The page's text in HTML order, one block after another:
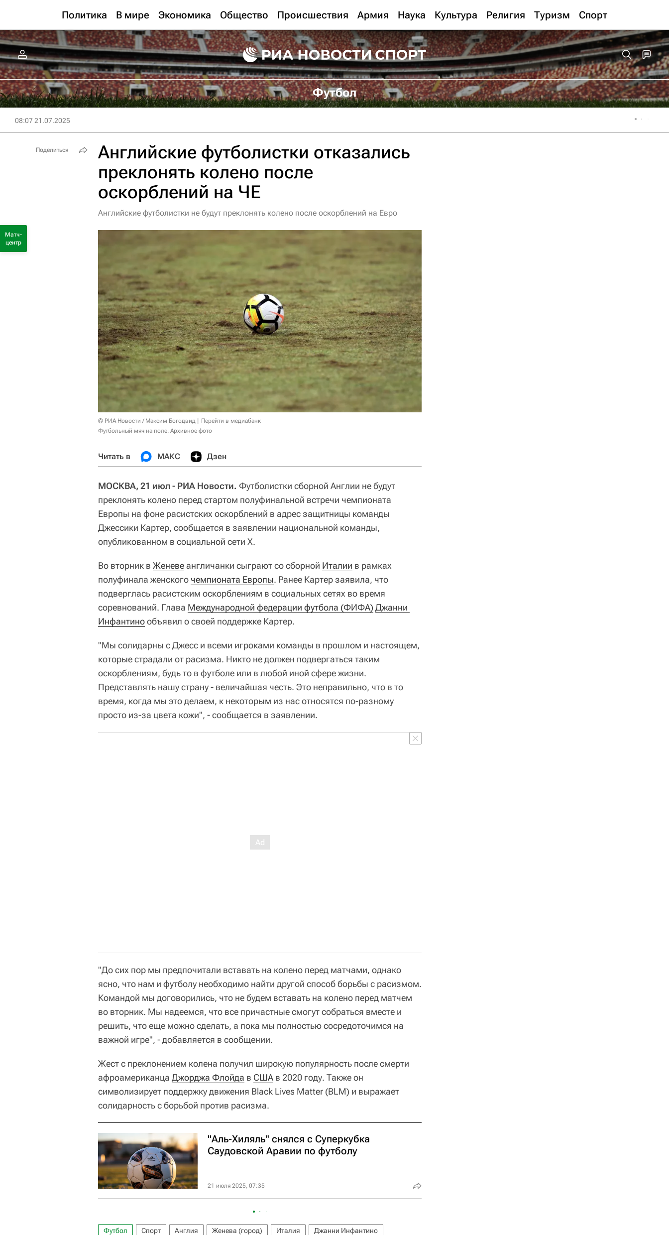
Политика В мире Экономика Общество Происшествия Армия Наука Культура Религия Туризм Спорт
Футбол
08:07 21.07.2025
Английские футболистки отказались
преклонять колено после
оскорблений на ЧЕ
Английские футболистки не будут преклонять колено после оскорблений на Евро
© РИА Новости / Максим Богодвид
Перейти в медиабанк
Футбольный мяч на поле. Архивное фото
Читать в МАКС Дзен
МОСКВА, 21 июл - РИА Новости. Футболистки сборной Англии не будут
преклонять колено перед стартом полуфинальной встречи чемпионата
Европы на фоне расистских оскорблений в адрес защитницы команды
Джессики Картер, сообщается в заявлении национальной команды,
опубликованном в социальной сети X.
Во вторник в Женевеангличанки сыграют со сборной Италии в рамках
полуфинала женского чемпионата Европы. Ранее Картер заявила, что
подверглась расистским оскорблениям в социальных сетях во время
соревнований. Глава Международной федерации футбола (ФИФА) Джанни
Инфантинообъявил о своей поддержке Картер.
"Мы солидарны с Джесс и всеми игроками команды в прошлом и настоящем,
которые страдали от расизма. Никто не должен подвергаться таким
оскорблениям, будь то в футболе или в любой иной сфере жизни.
Представлять нашу страну - величайшая честь. Это неправильно, что в то
время, когда мы это делаем, к некоторым из нас относятся по-разному
просто из-за цвета кожи", - сообщается в заявлении.
"До сих пор мы предпочитали вставать на колено перед матчами, однако
ясно, что нам и футболу необходимо найти другой способ борьбы с расизмом.
Командой мы договорились, что не будем вставать на колено перед матчем
во вторник. Мы надеемся, что все причастные смогут собраться вместе и
решить, что еще можно сделать, а пока мы полностью сосредоточимся на
важной игре", - добавляется в сообщении.
Жест с преклонением колена получил широкую популярность после смерти
афроамериканца Джорджа Флойда в США в 2020 году. Также он
символизирует поддержку движения Black Lives Matter (BLM) и выражает
солидарность с борьбой против расизма.
"Аль-Хиляль" снялся с Суперкубка
Саудовской Аравии по футболу
21 июля 2025, 07:35
Футбол Спорт Англия Женева (город) Италия
Джанни Инфантино
Поделиться
Матч-
центр